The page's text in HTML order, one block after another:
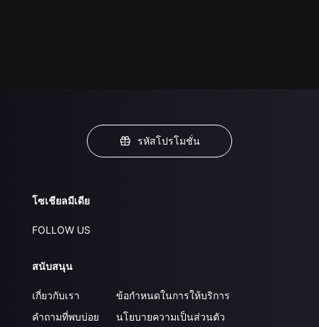
รหัสโปรโมชั่น
โซเชียลมีเดีย
FOLLOW US
สนับสนุน
เกี่ยวกับเรา
คำถามที่พบบ่อย
ข้อกำหนดในการให้บริการ
นโยบายความเป็นส่วนตัว